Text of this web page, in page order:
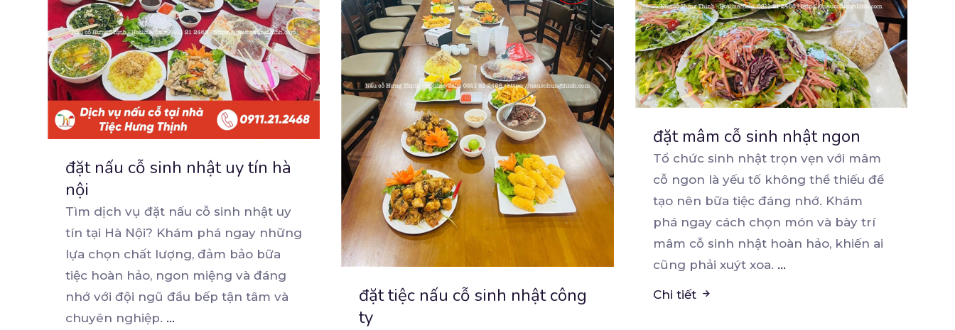
đặt nấu cỗ sinh nhật uy tín hà
nội
Tìm dịch vụ đặt nấu cỗ sinh nhật uy
tín tại Hà Nội? Khám phá ngay những
lựa chọn chất lượng, đảm bảo bữa
tiệc hoàn hảo, ngon miệng và đáng
nhớ với đội ngũ đầu bếp tận tâm và
chuyên nghiệp. ...
đặt tiệc nấu cỗ sinh nhật công
ty
đặt mâm cỗ sinh nhật ngon
Tổ chức sinh nhật trọn vẹn với mâm
cỗ ngon là yếu tố không thể thiếu để
tạo nên bữa tiệc đáng nhớ. Khám
phá ngay cách chọn món và bày trí
mâm cỗ sinh nhật hoàn hảo, khiến ai
cũng phải xuýt xoa. ...
Chi tiết